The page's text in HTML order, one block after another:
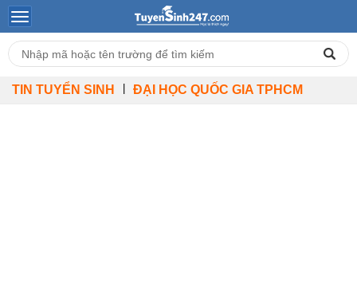
TIN TUYỂN SINH ĐẠI HỌC QUỐC GIA TPHCM